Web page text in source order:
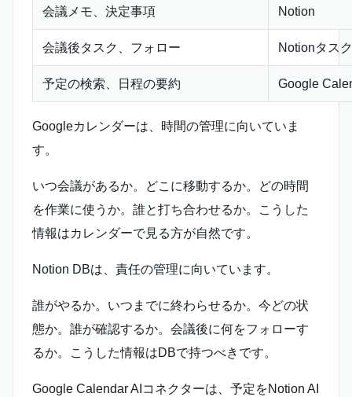
会議メモ、決定事項 Notion
会議後タスク、フォロー Notionタス
予定の検索、日程の要約 Google
Googleカレンダーは、時間の管理に向いていま
す。
いつ会議があるか。どこに移動するか。どの時間
を作業に使うか。誰と打ち合わせるか。こうした
情報はカレンダーで見る方が自然です。
Notion DBは、責任の管理に向いています。
誰がやるか。いつまでに終わらせるか。今どの状
態か。誰が確認するか。会議後に何をフォローす
るか。こうした情報はDBで持つべきです。
Google Calendar AIコネクターは、予定をNotion AI